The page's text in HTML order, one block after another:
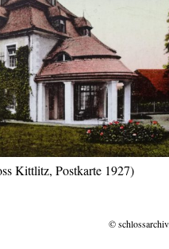
Kittlitz, Postkarte 1927)
©